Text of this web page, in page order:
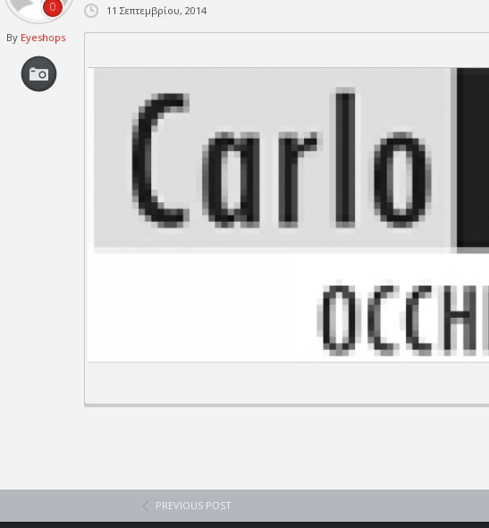
0
By Eyeshops
11 Σεπτεμβρίου, 2014
PREVIOUS POST